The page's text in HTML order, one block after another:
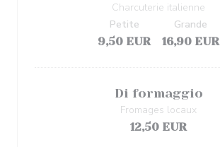
Charcuterie italienne
9,50 EUR
Petite
16,90 EUR
Grande
Di formaggio
Fromages locaux
12,50 EUR